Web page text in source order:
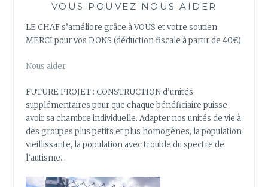
VOUS POUVEZ NOUS AIDER
LE CHAF s’améliore grâce à VOUS et votre soutien :
MERCI pour vos DONS (déduction fiscale à partir de 40€)
Nous aider
FUTURE PROJET : CONSTRUCTION d’unités
supplémentaires pour que chaque bénéficiaire puisse
avoir sa chambre individuelle. Adapter nos unités de vie à
des groupes plus petits et plus homogènes, la population
vieillissante, la population avec trouble du spectre de
l’autisme…